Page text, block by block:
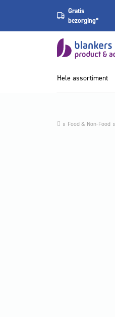
Gratis
bezorging*
Hele assortiment
Food & Non-Food